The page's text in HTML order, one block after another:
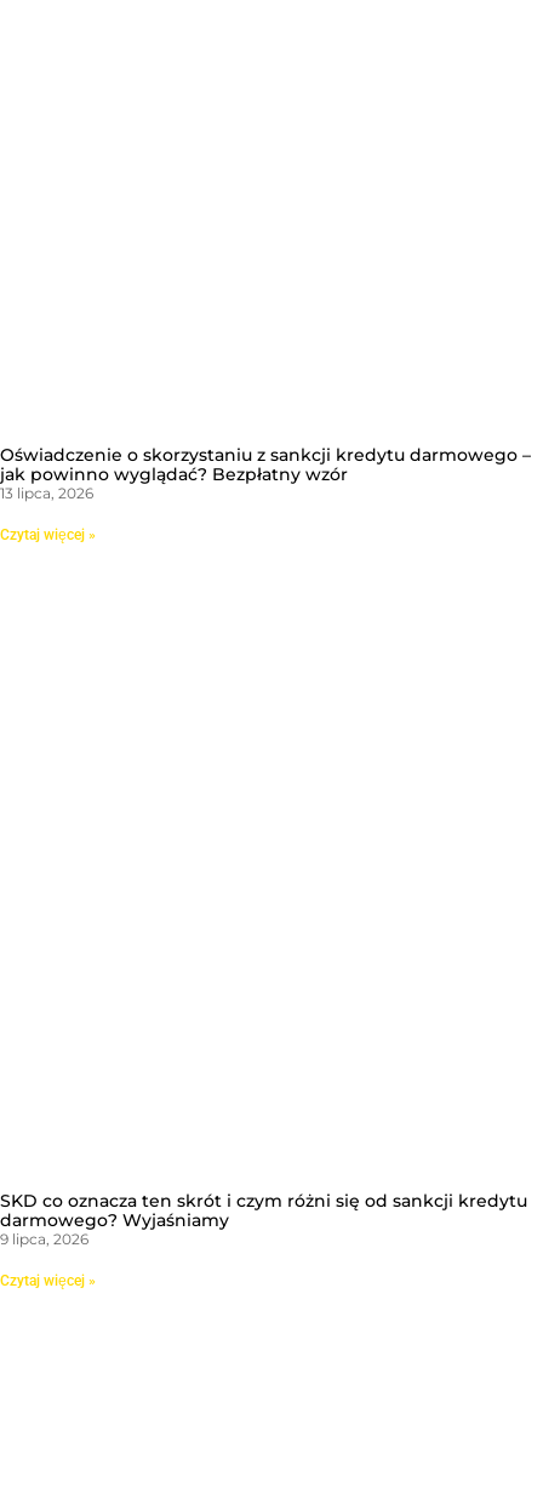
Oświadczenie o skorzystaniu z sankcji kredytu darmowego –
jak powinno wyglądać? Bezpłatny wzór
13 lipca, 2026
Czytaj więcej »
SKD co oznacza ten skrót i czym różni się od sankcji kredytu
darmowego? Wyjaśniamy
9 lipca, 2026
Czytaj więcej »